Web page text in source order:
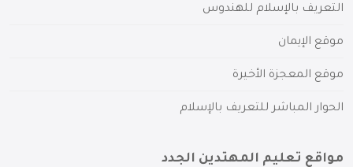
التعريف بالإسلام للهندوس
موقع الإيمان
موقع المعجزة الأخيرة
الحوار المباشر للتعريف بالإسلام
مواقع تعليم المهتدين الجدد